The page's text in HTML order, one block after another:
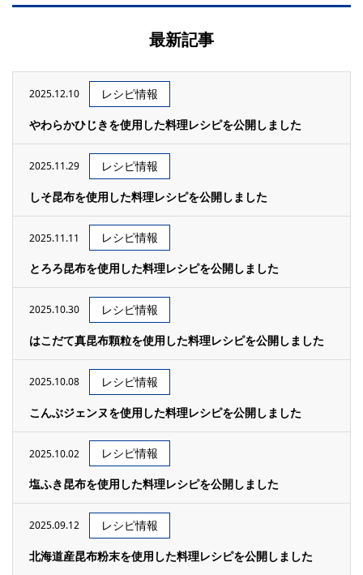
最新記事
2025.12.10
レシピ情報
やわらかひじきを使用した料理レシピを公開しました
2025.11.29
レシピ情報
しそ昆布を使用した料理レシピを公開しました
2025.11.11
レシピ情報
とろろ昆布を使用した料理レシピを公開しました
2025.10.30
レシピ情報
はこだて真昆布顆粒を使用した料理レシピを公開しました
2025.10.08
レシピ情報
こんぶジェンヌを使用した料理レシピを公開しました
2025.10.02
レシピ情報
塩ふき昆布を使用した料理レシピを公開しました
2025.09.12
レシピ情報
北海道産昆布粉末を使用した料理レシピを公開しました